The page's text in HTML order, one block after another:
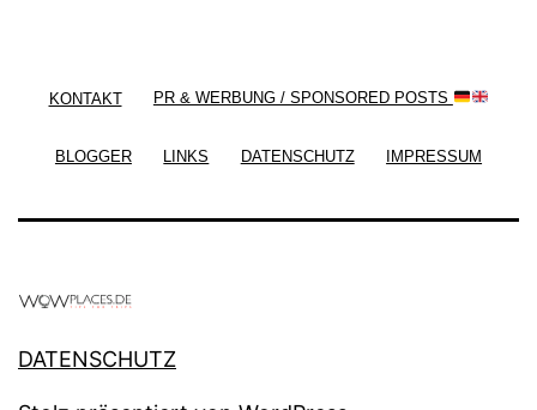
KONTAKT PR & WERBUNG / SPONSORED POSTS
BLOGGER LINKS DATENSCHUTZ IMPRESSUM
DATENSCHUTZ